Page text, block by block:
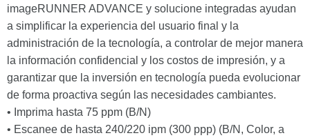
imageRUNNER ADVANCE y solucione integradas ayudan
a simplificar la experiencia del usuario final y la
administración de la tecnología, a controlar de mejor manera
la información confidencial y los costos de impresión, y a
garantizar que la inversión en tecnología pueda evolucionar
de forma proactiva según las necesidades cambiantes.
• Imprima hasta 75 ppm (B/N)
• Escanee de hasta 240/220 ipm (300 ppp) (B/N, Color, a